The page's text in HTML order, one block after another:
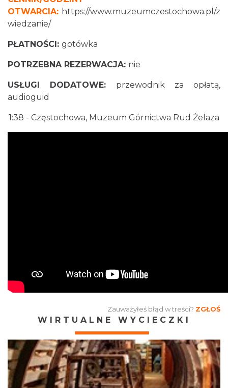
OTWARCIA: https://www.muzeumczestochowa.pl/z
wiedzanie/
PŁATNOŚCI: gotówka
POTRZEBNA REZERWACJA: nie
USŁUGI DODATOWE: przewodnik za opłatą,
audioguid
1:38 - Częstochowa, Muzeum Górnictwa Rud Żelaza
Zauważyłeś błąd w treści? ZGŁOŚ
WIRTUALNE WYCIECZKI